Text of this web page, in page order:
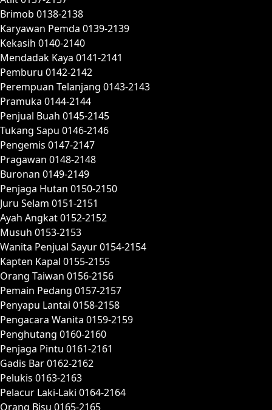
Brimob 0138-2138
Karyawan Pemda 0139-2139
Kekasih 0140-2140
Mendadak Kaya 0141-2141
Pemburu 0142-2142
Perempuan Telanjang 0143-2143
Pramuka 0144-2144
Penjual Buah 0145-2145
Tukang Sapu 0146-2146
Pengemis 0147-2147
Pragawan 0148-2148
Buronan 0149-2149
Penjaga Hutan 0150-2150
Juru Selam 0151-2151
Ayah Angkat 0152-2152
Musuh 0153-2153
Wanita Penjual Sayur 0154-2154
Kapten Kapal 0155-2155
Orang Taiwan 0156-2156
Pemain Pedang 0157-2157
Penyapu Lantai 0158-2158
Pengacara Wanita 0159-2159
Penghutang 0160-2160
Penjaga Pintu 0161-2161
Gadis Bar 0162-2162
Pelukis 0163-2163
Pelacur Laki-Laki 0164-2164
Orang Bisu 0165-2165